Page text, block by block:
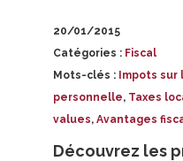
20/01/2015
Catégories : Fiscal
Mots-clés : Impots
personnelle, Taxes
values, Avantages
Découvrez les